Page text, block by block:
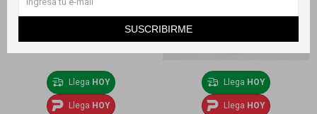
SUSCRIBIRME
Llega HOY
Llega HOY
Llega HOY
Llega HOY